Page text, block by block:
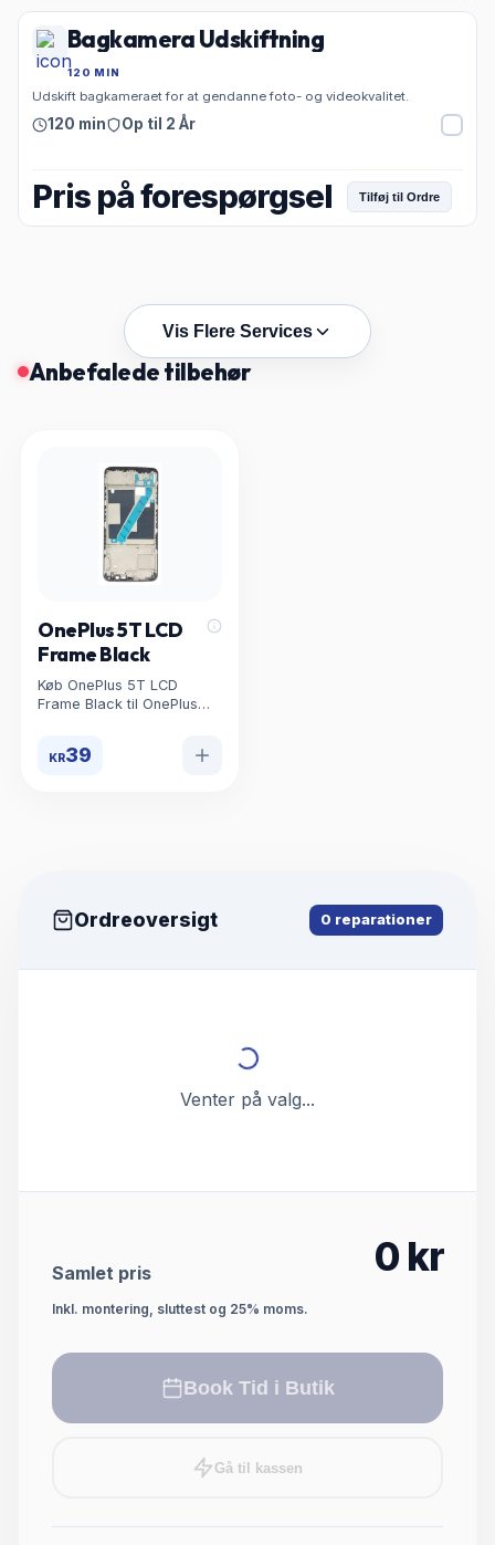
Bagkamera Udskiftning
120 MIN
Udskift bagkameraet for at gendanne foto- og videokvalitet.
120 min Op til 2 År
Pris på forespørgsel Tilføj til Ordre
Vis Flere Services
Anbefalede tilbehør
OnePlus 5T LCD
Frame Black
Køb OnePlus 5T LCD
Frame Black til OnePlus
hos uBreakWeFix.
KR39
Ordreoversigt 0 reparationer
Venter på valg...
Samlet pris 0 kr
Inkl. montering, sluttest og 25% moms.
Book Tid i Butik
Gå til kassen